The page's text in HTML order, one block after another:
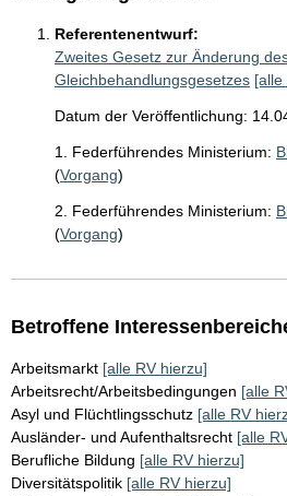
Referentenentwurf:
Zweites Gesetz zur Änderung
Gleichbehandlungsgesetzes [alle
Datum der Veröffentlichung:
1. Federführendes Ministerium:
(Vorgang)
2. Federführendes Ministerium:
(Vorgang)
Betroffene
Arbeitsmarkt [alle RV hierzu]
Arbeitsrecht/Arbeitsbedingungen [alle
Asyl und Flüchtlingsschutz [alle RV
Ausländer- und Aufenthaltsrecht [alle
Berufliche Bildung [alle RV hierzu]
Diversitätspolitik [alle RV hierzu]